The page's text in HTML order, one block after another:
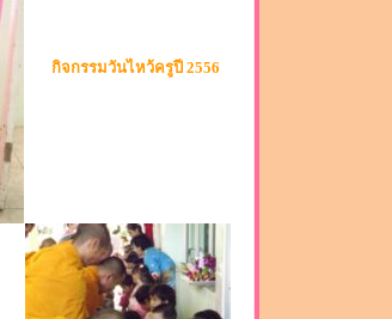
กิจกรรมวันไหว้ครูปี 2556